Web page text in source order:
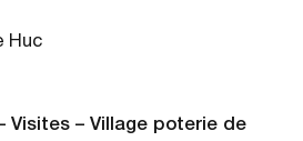
Huc
Visites – Village poterie de